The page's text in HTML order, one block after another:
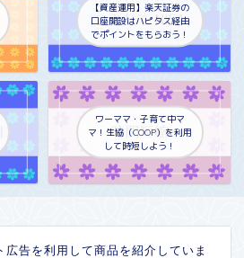
【資産運用】楽天証券の
口座開設はハピタス経由
でポイントをもらおう！
ワーママ・子育て中マ
マ！生協（COOP）を利用
して時短しよう！
告を利用して商品を紹介していま